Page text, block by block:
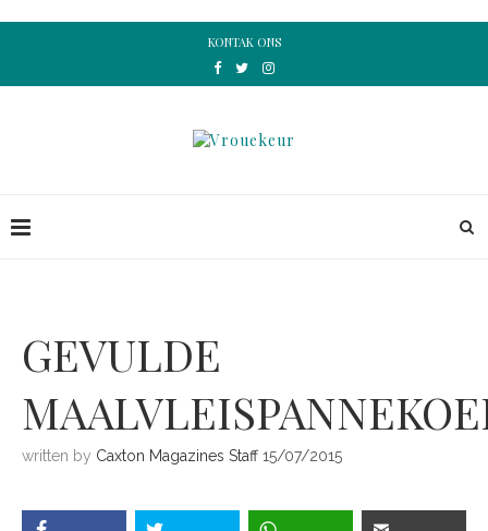
KONTAK ONS
GEVULDE
written by Caxton Magazines Staff 15/07/2015